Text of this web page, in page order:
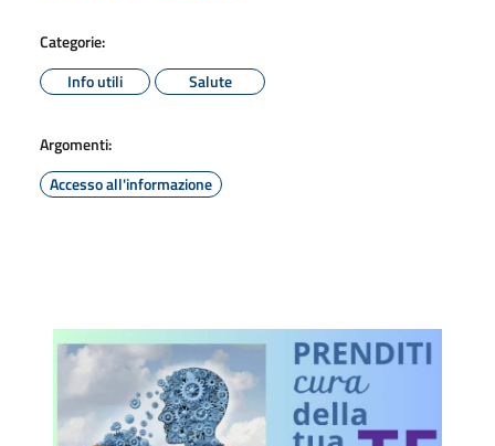
Categorie:
Info utili
Salute
Argomenti:
Accesso all'informazione